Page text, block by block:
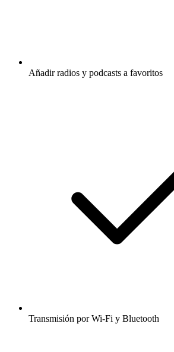
Añadir radios y podcasts a favoritos
Transmisión por Wi-Fi y Bluetooth